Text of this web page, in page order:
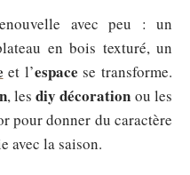
avec peu : un
en bois texturé, un
et l’espace se transforme.
, lesdiy décoration ou les
pour donner du caractère
avec la saison.